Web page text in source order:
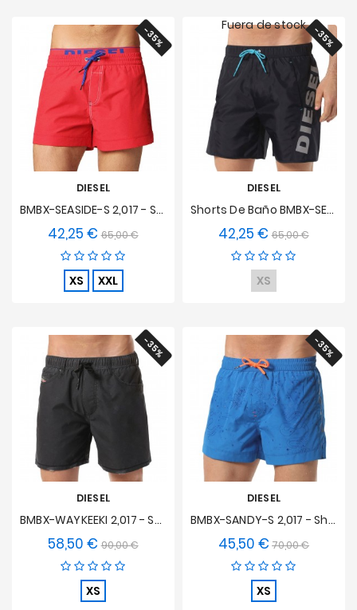
-35%
DIESEL
BMBX-SEASIDE-S 2,017 - Shorts De Baño Rojos
42,25 € Precio
base
65,00 €Precio
XS XXL
-35%
DIESEL
Shorts De Baño BMBX-SEASPRINT
42,25 € Precio
base
65,00 €Precio
XS
Fuera de stock
-35%
DIESEL
BMBX-WAYKEEKI 2,017 - Shorts De Baño
58,50 € Precio
base
90,00 €Precio
XS
-35%
DIESEL
BMBX-SANDY-S 2,017 - Shorts De Baño De Patrón Azul
45,50 € Precio
base
70,00 €Precio
XS